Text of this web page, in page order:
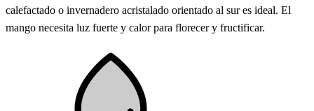
calefactado o invernadero acristalado orientado al sur es ideal. El
mango necesita luz fuerte y calor para florecer y fructificar.